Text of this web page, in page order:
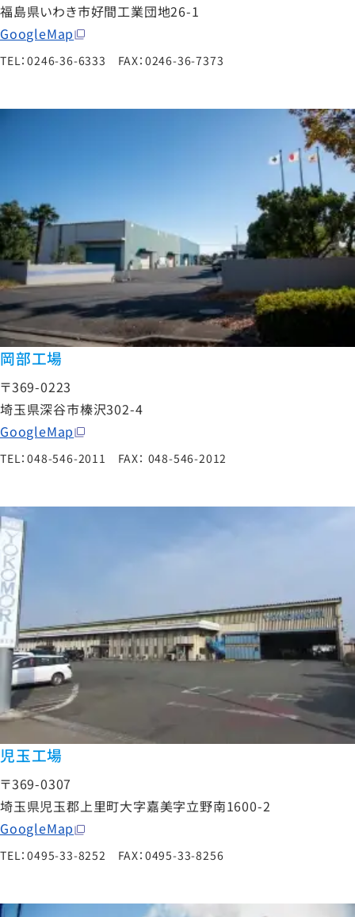
福島県いわき市好間工業団地26-1
GoogleMap
TEL：0246-36-6333 FAX：0246-36-7373
岡部工場
〒369-0223
埼玉県深谷市榛沢302-4
GoogleMap
TEL：048-546-2011 FAX： 048-546-2012
児玉工場
〒369-0307
埼玉県児玉郡上里町大字嘉美字立野南1600-2
GoogleMap
TEL：0495-33-8252 FAX：0495-33-8256